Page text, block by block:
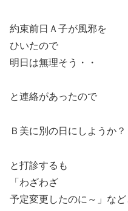
約束前日Ａ子が風邪を
ひいたので
明日は無理そう・・
と連絡があったので
Ｂ美に別の日にしようか？
と打診するも
「わざわざ
予定変更したのに～」など